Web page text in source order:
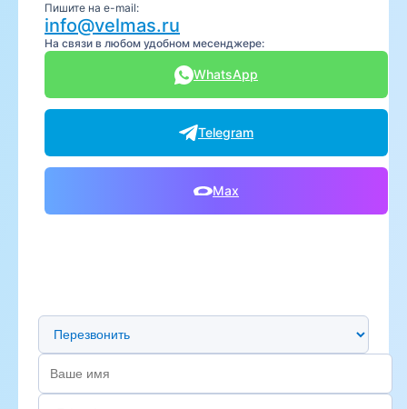
Пишите на e-mail:
info@velmas.ru
На связи в любом удобном месенджере:
WhatsApp
Telegram
Max
Предпочтительный способ связи